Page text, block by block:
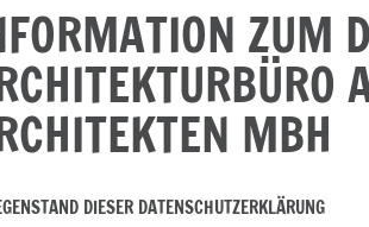
ZUM
MBH
DIESER DATENSCHUTZERKLÄRUNG